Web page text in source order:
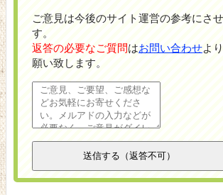
ご意見は今後のサイト運営の参考にさ
す。
返答の必要なご質問はお問い合わせよ
願い致します。